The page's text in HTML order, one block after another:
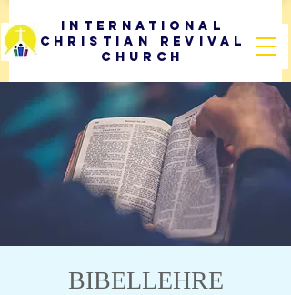
International
Christian Revival
Church
BIBELLEHRE